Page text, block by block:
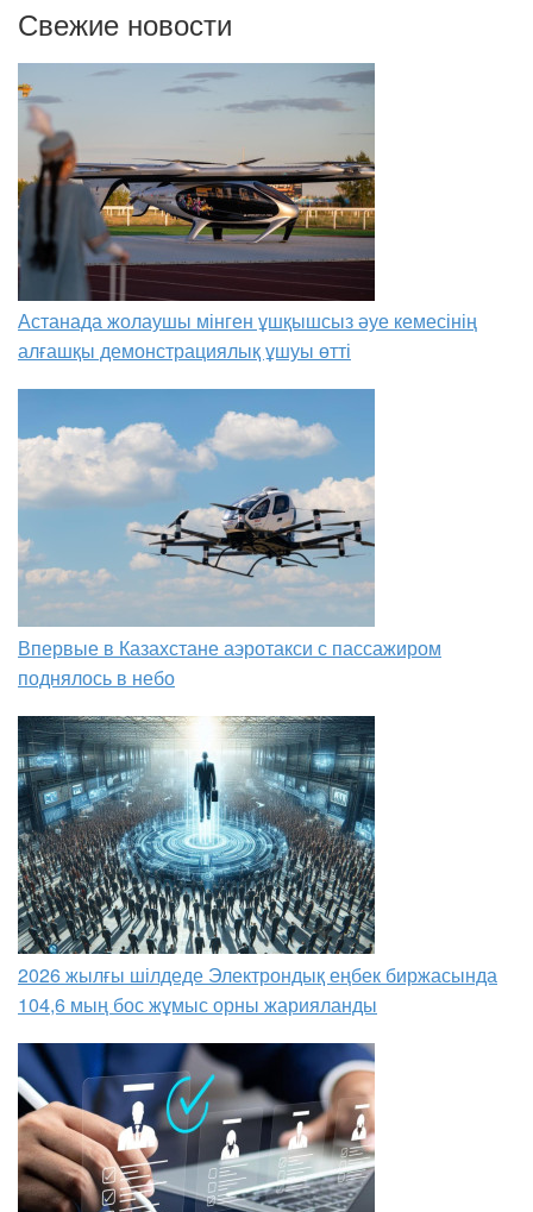
Свежие новости
Астанада жолаушы мінген ұшқышсыз әуе кемесінің
алғашқы демонстрациялық ұшуы өтті
Впервые в Казахстане аэротакси с пассажиром
поднялось в небо
2026 жылғы шілдеде Электрондық еңбек биржасында
104,6 мың бос жұмыс орны жарияланды